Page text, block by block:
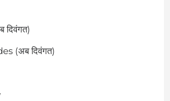
(अब दिवंगत)